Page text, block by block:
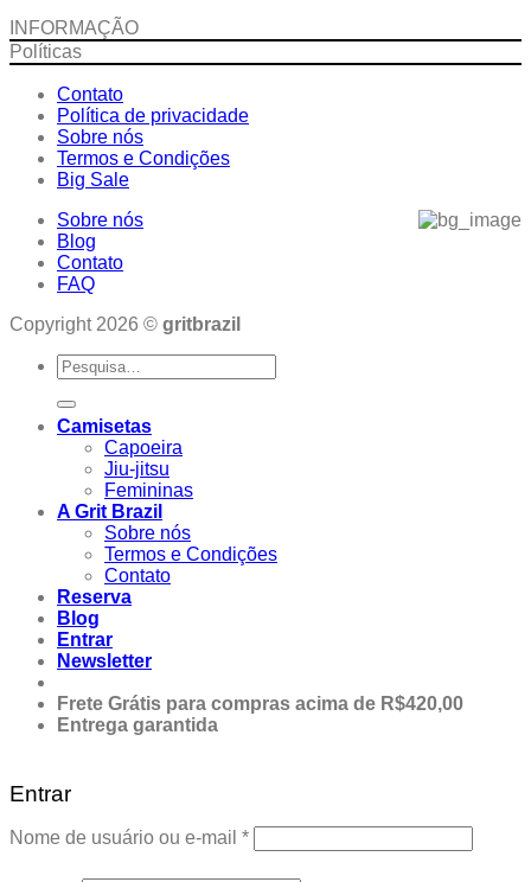
INFORMAÇÃO
Políticas
Contato
Política de privacidade
Sobre nós
Termos e Condições
Big Sale
Sobre nós
Blog
Contato
FAQ
Copyright 2026 © gritbrazil
Pesquisar
por:
Camisetas
Capoeira
Jiu-jitsu
Femininas
A Grit Brazil
Sobre nós
Termos e Condições
Contato
Reserva
Blog
Entrar
Newsletter
Frete Grátis para compras acima de R$420,00
Entrega garantida
Entrar
Nome de usuário ou e-mail *Obrigatório